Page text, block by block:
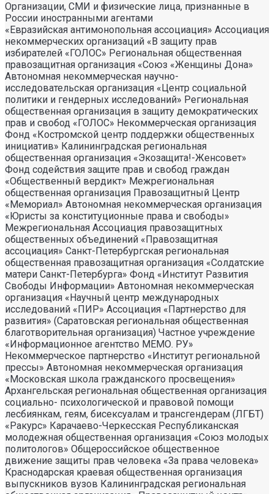
Организации, СМИ и физические лица, признанные в
России иностранными агентами
«Евразийская антимонопольная ассоциация» Ассоциация некоммерческих организаций «В защиту прав избирателей «ГОЛОС» Региональная общественная правозащитная организация «Союз «Женщины Дона» Автономная некоммерческая научно- исследовательская организация «Центр социальной политики и гендерных исследований» Региональная общественная организация в защиту демократических прав и свобод «ГОЛОС» Некоммерческая организация Фонд «Костромской центр поддержки общественных инициатив» Калининградская региональная общественная организация «Экозащита!-Женсовет» Фонд содействия защите прав и свобод граждан «Общественный вердикт» Межрегиональная общественная организация Правозащитный Центр «Мемориал» Автономная некоммерческая организация «Юристы за конституционные права и свободы» Межрегиональная Ассоциация правозащитных общественных объединений «Правозащитная ассоциация» Санкт-Петербургская региональная общественная правозащитная организация «Солдатские матери Санкт-Петербурга» Фонд «Институт Развития Свободы Информации» Автономная некоммерческая организация «Научный центр международных исследований «ПИР» Ассоциация «Партнерство для развития» (Саратовская региональная общественная благотворительная организация) Частное учреждение «Информационное агентство МЕМО. РУ» Некоммерческое партнерство «Институт региональной прессы» Автономная некоммерческая организация «Московская школа гражданского просвещения» Архангельская региональная общественная организация социально- психологической и правовой помощи лесбиянкам, геям, бисексуалам и трансгендерам (ЛГБТ) «Ракурс» Карачаево-Черкесская Республиканская молодежная общественная организация «Союз молодых политологов» Общероссийское общественное движение защиты прав человека «За права человека» Краснодарская краевая общественная организация выпускников вузов Калининградская региональная общественная организация «Правозащитный центр» Региональная общественная организация «Общественная комиссия по сохранению наследия академика Сахарова» Санкт-Петербургская правозащитная общественная организация «Лига избирательниц» Фонд поддержки свободы прессы Санкт-Петербургская общественная правозащитная организация «Гражданский контроль» Автономная некоммерческая организация информационных и правовых услуг «Ресурсный правозащитный центр» Межрегиональная общественная правозащитная организация «Человек и Закон» Автономная некоммерческая организация «Центр социального проектирования «Возрождение» Межрегиональная общественная организация «Информационно- просветительский центр «Мемориал» Межрегиональная общественная организация «Комитет против пыток» «Частное учреждение в Санкт- Петербурге по административной поддержке реализации программ и проектов Совета Министров северных стран» Автономная некоммерческая правозащитная организация «Молодежный центр консультации и тренинга» Еврейское областное региональное отделение Общероссийской общественной организации «Муниципальная Академия» Некоммерческое партнерство «Институт развития прессы-Сибирь» Мурманская региональная общественная организация «Центр социально-психологической помощи и правовой поддержки жертв дискриминации и гомофобии «Максимум» Межрегиональный общественный фонд содействия развитию гражданского общества «ГОЛОС – Поволжье» Межрегиональная благотворительная общественная организация «Сибирский экологический центр» Фонд «Центр гражданского анализа и независимых исследований «ГРАНИ» Городская общественная организация «Самарский центр гендерных исследований» Региональный Фонд «Центр Защиты Прав Средств Массовой Информации» Челябинский региональный благотворительный общественный фонд «За природу» Челябинское региональное экологическое общественное движение «За природу» Общественное региональное движение «Новгородский Женский Парламент» Самарская региональная общественная организация содействия гармонизации межнациональных отношений «АЗЕРБАЙДЖАН» Мурманская региональная молодежная общественная организация «Гуманистическое движение молодежи» Мурманская региональная общественная экологическая организация «Беллона-Мурманск» Частное учреждение дополнительного профессионального образования «Учебный центр экологии и безопасности» Фонд поддержки социальных проектов «Миграция XXI век» Ростовская городская общественная организация «ЭКО-ЛОГИКА» Автономная некоммерческая организация «Центр антикоррупционных исследований и инициатив «Трансперенси Интернешнл-Р» Озерская городская социально- экологическая общественная организация «Планета надежд» Новосибирский областной общественный фонд «Фонд защиты прав потребителей» Региональная общественная благотворительная организация помощи беженцам и мигрантам «Гражданское содействие» Фонд поддержки расследовательской журналистики – Фонд 19/29 Калининградская региональная общественная организация информационно-правовых программ «Женская лига» Автономная некоммерческая организация «Мемориальный центр истории политических репрессий «Пермь-36» Ассоциация «Экспертно-правовое партнерство «Союз» Некоммерческое партнерство «Клуб бухгалтеров и аудиторов некоммерческих организаций» «Частное учреждение в Калининграде по административной поддержке реализации программ и проектов Совета Министров северных стран» Межрегиональная благотворительная общественная организация «Центр развития некоммерческих организаций» Негосударственное образовательное учреждение дополнительного профессионального образования (повышение квалификации) специалистов «АКАДЕМИЯ ПО ПРАВАМ ЧЕЛОВЕКА» Свердловская региональная общественная организация «Сутяжник» Нижегородская региональная общественная организация «Экологический центр «Дронт» ФОНД НЕКОММЕРЧЕСКИХ ПРОГРАММ ДМИТРИЯ ЗИМИНА «ДИНАСТИЯ» НЕКОММЕРЧЕСКАЯ ОРГАНИЗАЦИЯ НАУЧНЫЙ ФОНД ТЕОРЕТИЧЕСКИХ И ПРИКЛАДНЫХ ИССЛЕДОВАНИЙ «ЛИБЕРАЛЬНАЯ МИССИЯ» Территориальное объединение работодателей «Ефремовский районный союз промышленников и предпринимателей» Региональная общественная организация «Центр независимых исследователей Республики Алтай» ФОНД "СИБИРСКИЙ ЦЕНТР ПОДДЕРЖКИ ОБЩЕСТВЕННЫХ ИНИЦИАТИВ" РЕСПУБЛИКАНСКАЯ МОЛОДЕЖНАЯ ОБЩЕСТВЕННАЯ ОРГАНИЗАЦИЯ «НУОРИ КАРЬЯЛА» («МОЛОДАЯ КАРЕЛИЯ) МЕЖРЕГИОНАЛЬНЫЙ ОБЩЕСТВЕННЫЙ ФОНД МИРА НА ЮГЕ И СЕВЕРНОМ КАВКАЗЕ Автономная некоммерческая организация «Центр независимых социологических исследований» Автономная некоммерческая организация «Центр информации «ФРИИНФОРМ» Региональная общественная организация содействия охране репродуктивного здоровья граждан «Народонаселение и Развитие» Алтайская краевая общественная организация «Геблеровское экологическое общество» АССОЦИАЦИЯ «СОДЕЙСТВИЕ В ПРАВОВОЙ ЗАЩИТЕ НАСЕЛЕНИЯ «ПРАВОВАЯ ОСНОВА» Межрегиональная общественная организация «Северная природоохранная коалиция» КОМИ РЕГИОНАЛЬНАЯ ОБЩЕСТВЕННАЯ ОРГАНИЗАЦИЯ «КОМИССИЯ ПО ЗАЩИТЕ ПРАВ ЧЕЛОВЕКА «МЕМОРИАЛ» Алтайский краевой эколого- культурный общественный фонд «Алтай-21век» МЕЖРЕГИОНАЛЬНЫЙ ОБЩЕСТВЕННЫЙ ФОНД СОДЕЙСТВИЯ РАЗВИТИЮ ГРАЖДАНСКОГО ОБЩЕСТВА «ГОЛОС – УРАЛ» ФОНД ПОДДЕРЖКИ СРЕДСТВ МАССОВОЙ ИНФОРМАЦИИ «СРЕДА» Нижегородская областная социально- экологическая общественная организация «Зеленый мир» ФОНД «ГРАЖДАНСКОЕ ДЕЙСТВИЕ» Некоммерческое партнерство «Альянс фондов местных сообществ Пермского края» Кабардино-Балкарский республиканский общественный правозащитный центр Региональное отделение Общероссийского общественного движения «За права человека» ЧЕЧЕНСКАЯ РЕГИОНАЛЬНАЯ ОБЩЕСТВЕННАЯ ОРГАНИЗАЦИЯ «ПРАВОЗАЩИТНЫЙ ЦЕНТР ЧЕЧЕНСКОЙ РЕСПУБЛИКИ» Межрегиональный общественный экологический фонд «ИСАР-СИБИРЬ» ОБЩЕСТВЕННАЯ ОРГАНИЗАЦИЯ «ПЕРМСКИЙ РЕГИОНАЛЬНЫЙ ПРАВОЗАЩИТНЫЙ ЦЕНТР» Региональная общественная организация по улучшению качества жизни общества «Сибирская линия жизни» Фонд в поддержку демократии «ГОЛОС» Региональная общественная организация «Еврейский общинный культурный центр Рязанской области «Хесед-Тшува» Региональная общественная организация «Экологическая вахта Сахалина» Региональная общественная организация «Экологическая вахта Сахалина» Автономная некоммерческая организация «Информационно- исследовательский центр «Ясавэй Манзара» Межрегиональная общественная благотворительная организация «Общество защиты прав потребителей и охраны окружающей среды «ПРИНЦИПЪ» Автономная некоммерческая организация «Дальневосточный центр развития гражданских инициатив и социального партнерства» Союз общественных объединений «Российский исследовательский центр по правам человека» Фонд содействия развитию гражданского общества и правам человека «Женщины Дона» Красноярское региональное экологическое общественное движение «Друзья сибирских лесов» Омская городская общественная организация «Фотоклуб «Со-бытие» Региональное общественное учреждение научно-информационный центр «МЕМОРИАЛ» Иркутская региональная общественная организация «Байкальская Экологическая Волна» Некоммерческая организация «Фонд защиты гласности» Автономная некоммерческая организация «Институт прав человека» Межрегиональная общественная организация «Центр содействия коренным малочисленным народам Севера» Местная общественная благотворительная экологическая организация Зеленый Мир Автономная некоммерческая организация «Правозащитная организация «МАШР» Калининградская региональная общественная организация содействия развитию женского сообщества «Мир женщины» Региональная общественная организация «Информационно- исследовательский центр «Панорама» Забайкальское краевое общественное учреждение «Общественный экологический центр «Даурия» Городская общественная организация «Екатеринбургское общество «МЕМОРИАЛ» Межрегиональная общественная организация «Комитет по предотвращению пыток» Межрегиональная общественная организация «Бюро общественных расследований» Нижегородская региональная общественная организация «Институт прогнозирования и урегулирования политических конфликтов» Городская общественная организация «Рязанское историко- просветительское и правозащитное общество «Мемориал» (Рязанский Мемориал) Санкт-Петербургская общественная организация «Общество содействия социальной защите граждан «Петербургская ЭГИДА» Челябинский региональный орган общественной самодеятельности